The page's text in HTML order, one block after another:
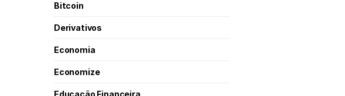
Bitcoin
Derivativos
Economia
Economize
Educação Financeira